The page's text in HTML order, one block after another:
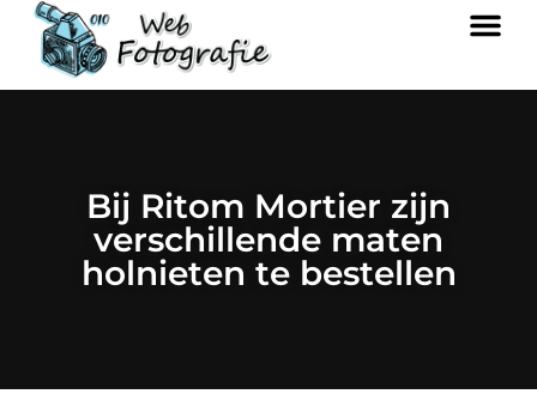
Bij Ritom Mortier zijn
verschillende maten
holnieten te bestellen